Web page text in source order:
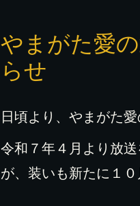
やまがた愛
らせ
日頃より、やまがた
令和７年４月より放
が、装いも新たに１